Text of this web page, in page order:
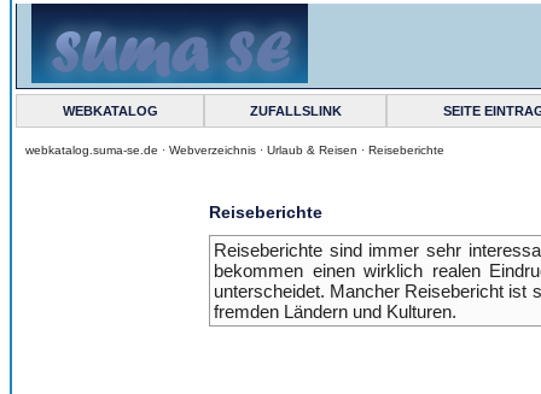
WEBKATALOG ZUFALLSLINK SEITE
webkatalog.suma-se.de · Webverzeichnis · Urlaub & Reisen · Reiseberichte
Reiseberichte
Reiseberichte sind immer sehr
bekommen einen wirklich realen
unterscheidet. Mancher Reisebericht ist
fremden Ländern und Kulturen.